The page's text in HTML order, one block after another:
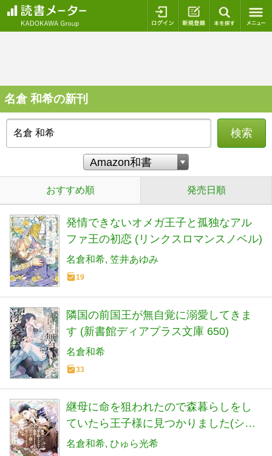
ログイン 新規登録
名倉 和希の新刊
検索
おすすめ順 発売日順
発情できないオメガ王子と孤独なアル
ファ王の初恋 (リンクスロマンスノベル)
名倉和希 笠井あゆみ
19
隣国の前国王が無自覚に溺愛してきま
す (新書館ディアプラス文庫 650)
名倉和希
33
継母に命を狙われたので森暮らしをし
ていたら王子様に見つかりました(ショ
コラノベルス)
名倉和希 ひゅら光希